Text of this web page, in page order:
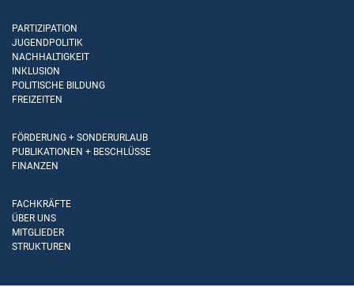
PARTIZIPATION
JUGENDPOLITIK
NACHHALTIGKEIT
INKLUSION
POLITISCHE BILDUNG
FREIZEITEN
FÖRDERUNG + SONDERURLAUB
PUBLIKATIONEN + BESCHLÜSSE
FINANZEN
FACHKRÄFTE
ÜBER UNS
MITGLIEDER
STRUKTUREN